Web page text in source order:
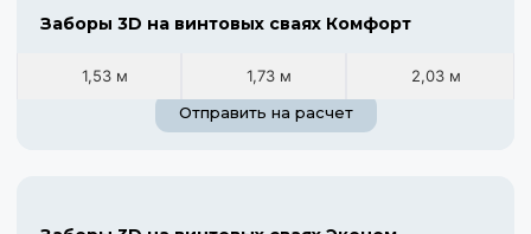
Заборы 3D на винтовых сваях Комфорт
1,53 м 1,73 м
2,03 м
Отправить на расчет